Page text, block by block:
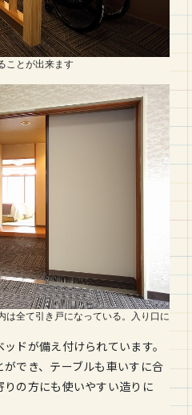
ことが出来ます
は全て引き戸になっている。入り口に段差
ドが備え付けられています。
でき、テーブルも車いすに合
の方にも使いやすい造りに